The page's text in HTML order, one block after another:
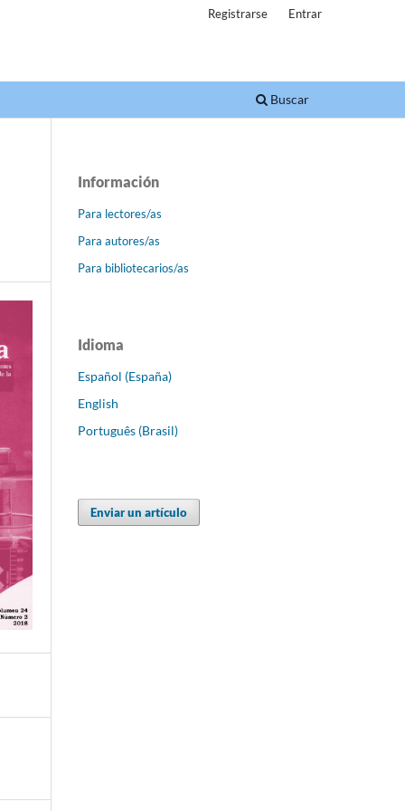
Buscar
Registrarse Entrar
Información
Para lectores/as
Para autores/as
Para bibliotecarios/as
Idioma
Español (España)
English
Português (Brasil)
Enviar un artículo